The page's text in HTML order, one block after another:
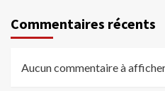
Commentaires récents
Aucun commentaire à